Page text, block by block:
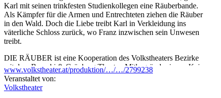
Karl mit seinen trinkfesten Studienkollegen eine Räuberbande.
Als Kämpfer für die Armen und Entrechteten ziehen die Räuber
in den Wald. Doch die Liebe treibt Karl in Verkleidung ins
väterliche Schloss zurück, wo Franz inzwischen sein Unwesen
treibt.
DIE RÄUBER ist eine Kooperation des Volkstheaters Bezirke
mit dem Bronski & Grünberg Theater. Mitbegründer:innen Kaja
Dymnicki und Alexander Pschill sind als Regieduo dafür
bekannt, mit gleichermaßen freien wie fundierten Interpretationen
Funken des Humors aus klassischen Stoffen zu schlagen. Im
www.volkstheater.at/produktion/…/…/2799238
Veranstaltet von:
Volkstheater